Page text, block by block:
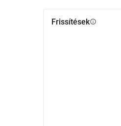
Frissítésekinfo